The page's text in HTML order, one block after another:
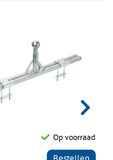
Op voorraad